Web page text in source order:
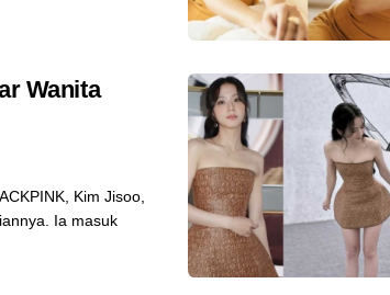
Wanita
Kim Jisoo,
Ia masuk